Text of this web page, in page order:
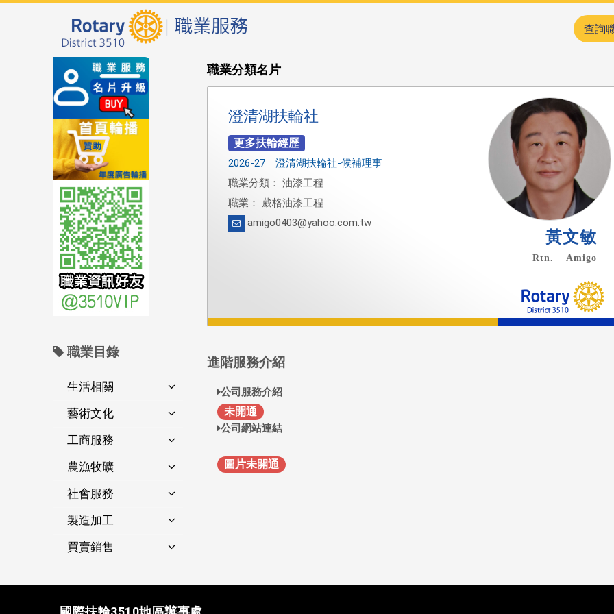
查詢
職業目錄
生活相關
藝術文化
工商服務
農漁牧礦
社會服務
製造加工
買賣銷售
職業分類名片
澄清湖扶輪社
2026-27 澄清湖扶輪社-候補理事
職業分類： 油漆工程
職業： 葳格油漆工程
amigo0403@yahoo.com.tw
黃文敏
Rtn. Amigo
進階服務介紹
公司服務介紹
未開通
公司網站連結
圖片未開通